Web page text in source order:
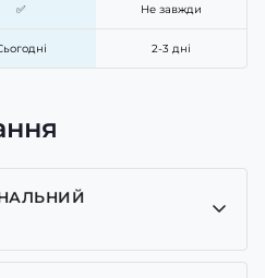
✅ Не завжди
2-3 дні
лише оригінальні, ми є